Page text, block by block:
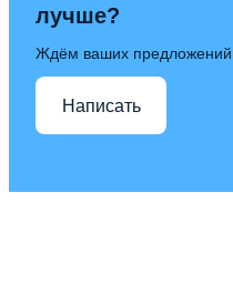
лучше?
Ждём ваших предложений
Написать